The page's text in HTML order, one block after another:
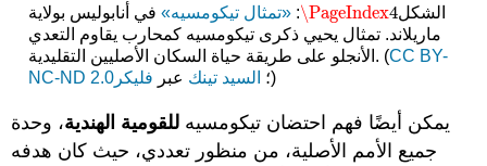
الشكل \PageIndex4
\PageIndex4
:«تمثال تيكومسيه» في أنابوليس بولاية
ماريلاند. تمثال يحيي ذكرى تيكومسيه كمحارب يقاوم التعدي
الأنجلو على طريقة حياة السكان الأصليين التقليدية. (CC BY-
NC-ND 2.0
؛ السيد تينك عبر فليكر )
يمكن أيضًا فهم احتضان تيكومسيه للقومية الهندية، وحدة
جميع الأمم الأصلية، من منظور تعددي، حيث كان هدفه